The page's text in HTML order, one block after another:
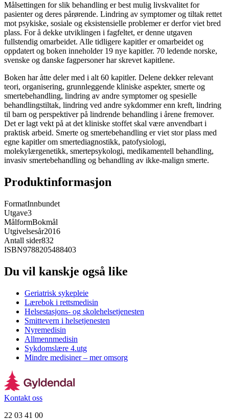
Målsettingen for slik behandling er best mulig livskvalitet for
pasienter og deres pårørende. Lindring av symptomer og tiltak rettet
mot psykiske, sosiale og eksistensielle problemer er derfor viet bred
plass. For å dekke utviklingen i fagfeltet, er denne utgaven
fullstendig omarbeidet. Alle tidligere kapitler er omarbeidet og
oppdatert og boken inneholder 19 nye kapitler. 70 ledende norske,
svenske og danske fagpersoner har skrevet kapitlene.
Boken har åtte deler med i alt 60 kapitler. Delene dekker relevant
teori, organisering, grunnleggende kliniske aspekter, smerte og
smertebehandling, lindring av andre symptomer og spesielle
behandlingstiltak, lindring ved andre sykdommer enn kreft, lindring
til barn og perspektiver på lindrende behandling i årene fremover.
Det er lagt vekt på at det kliniske stoffet skal være anvendbart i
praktisk arbeid. Smerte og smertebehandling er viet stor plass med
egne kapitler om smertediagnostikk, patofysiologi,
molekylærgenetikk, smertepsykologi, medikamentell behandling,
invasiv smertebehandling og behandling av ikke-malign smerte.
Produktinformasjon
FormatInnbundet
Utgave3
MålformBokmål
Utgivelsesår2016
Antall sider832
ISBN9788205488403
Du vil kanskje også like
Geriatrisk sykepleie
Lærebok i rettsmedisin
Helsestasjons- og skolehelsetjenesten
Smittevern i helsetjenesten
Nyremedisin
Allmennmedisin
Sykdomslære 4.utg
Mindre medisiner – mer omsorg
Kontakt oss
22 03 41 00